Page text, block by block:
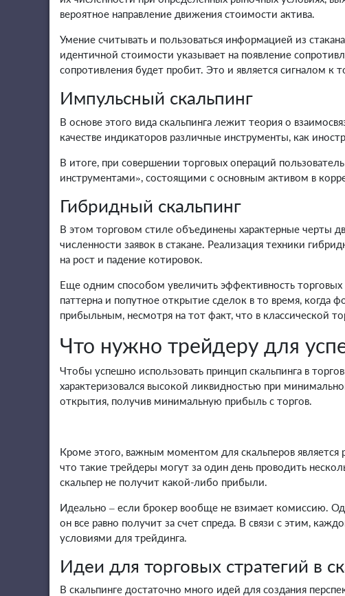
вероятное направление движения стоимости актива.
Умение считывать и пользоваться информацией из
идентичной стоимости указывает на появление
сопротивления будет пробит. Это и является сигналом
Импульсный скальпинг
В основе этого вида скальпинга лежит теория о
качестве индикаторов различные инструменты, как
В итоге, при совершении торговых операций
инструментами», состоящими с основным активом в
Гибридный скальпинг
В этом торговом стиле объединены характерные черты
численности заявок в стакане. Реализация техники
на рост и падение котировок.
Еще одним способом увеличить эффективность торговых
паттерна и попутное открытие сделок в то время, когда
прибыльным, несмотря на тот факт, что в классической
Что нужно трейдеру для
Чтобы успешно использовать принцип скальпинга в
характеризовался высокой ликвидностью при
открытия, получив минимальную прибыль с торгов.
Кроме этого, важным моментом для скальперов
что такие трейдеры могут за один день проводить
скальпер не получит какой-либо прибыли.
Идеально – если брокер вообще не взимает комиссию.
он все равно получит за счет спреда. В связи с этим,
условиями для трейдинга.
Идеи для торговых стратегий в
В скальпинге достаточно много идей для создания